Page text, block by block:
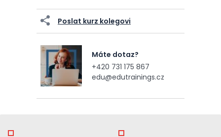
Poslat kurz kolegovi
Máte dotaz?
+420 731 175 867
edu@edutrainings.cz